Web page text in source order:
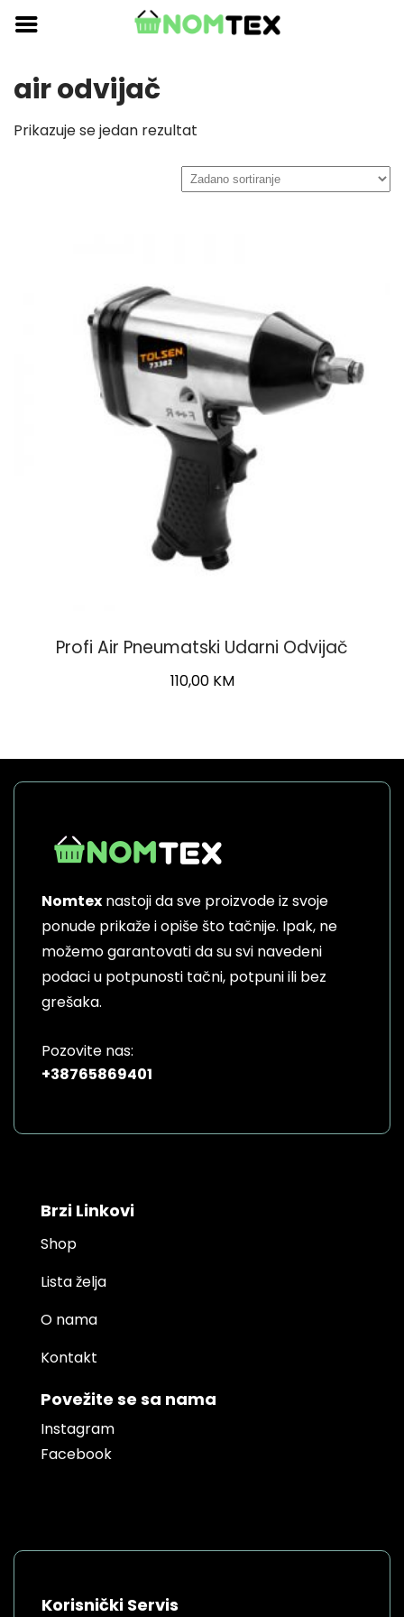
Skip
content
air odvijač
Prikazuje se jedan rezultat
Profi Air Pneumatski Udarni Odvijač
110,00 KM
Nomtex nastoji da sve proizvode iz svoje
ponude prikaže i opiše što tačnije. Ipak, ne
možemo garantovati da su svi navedeni
podaci u potpunosti tačni, potpuni ili bez
grešaka.
Pozovite nas:
+38765869401
Brzi Linkovi
Shop
Lista želja
O nama
Kontakt
Povežite se sa nama
Instagram
Facebook
Korisnički Servis